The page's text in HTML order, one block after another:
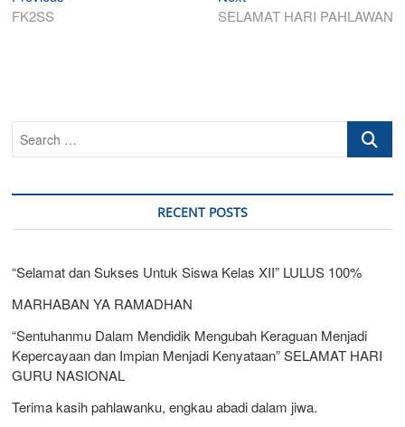
navigation
FK2SS
post:
SELAMAT HARI PAHLAWAN
Search
RECENT POSTS
“Selamat dan Sukses Untuk Siswa Kelas XII” LULUS 100%
MARHABAN YA RAMADHAN
“Sentuhanmu Dalam Mendidik Mengubah Keraguan Menjadi
Kepercayaan dan Impian Menjadi Kenyataan” SELAMAT HARI
GURU NASIONAL
Terima kasih pahlawanku, engkau abadi dalam jiwa.